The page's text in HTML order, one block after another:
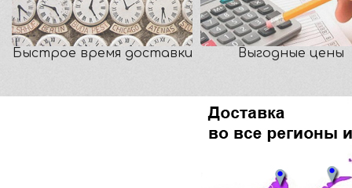
Быстрое время доставки Выгодные цены